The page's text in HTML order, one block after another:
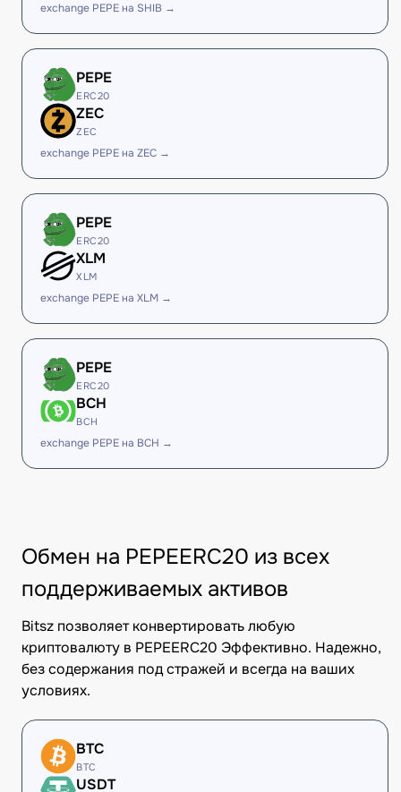
exchange PEPE на SHIB →
PEPE
ERC20
ZEC
ZEC
exchange PEPE на ZEC →
PEPE
ERC20
XLM
XLM
exchange PEPE на XLM →
PEPE
ERC20
BCH
BCH
exchange PEPE на BCH →
Обмен на PEPEERC20 из всех
поддерживаемых активов
Bitsz позволяет конвертировать любую
криптовалюту в PEPEERC20 Эффективно. Надежно,
без содержания под стражей и всегда на ваших
условиях.
BTC
BTC
USDT